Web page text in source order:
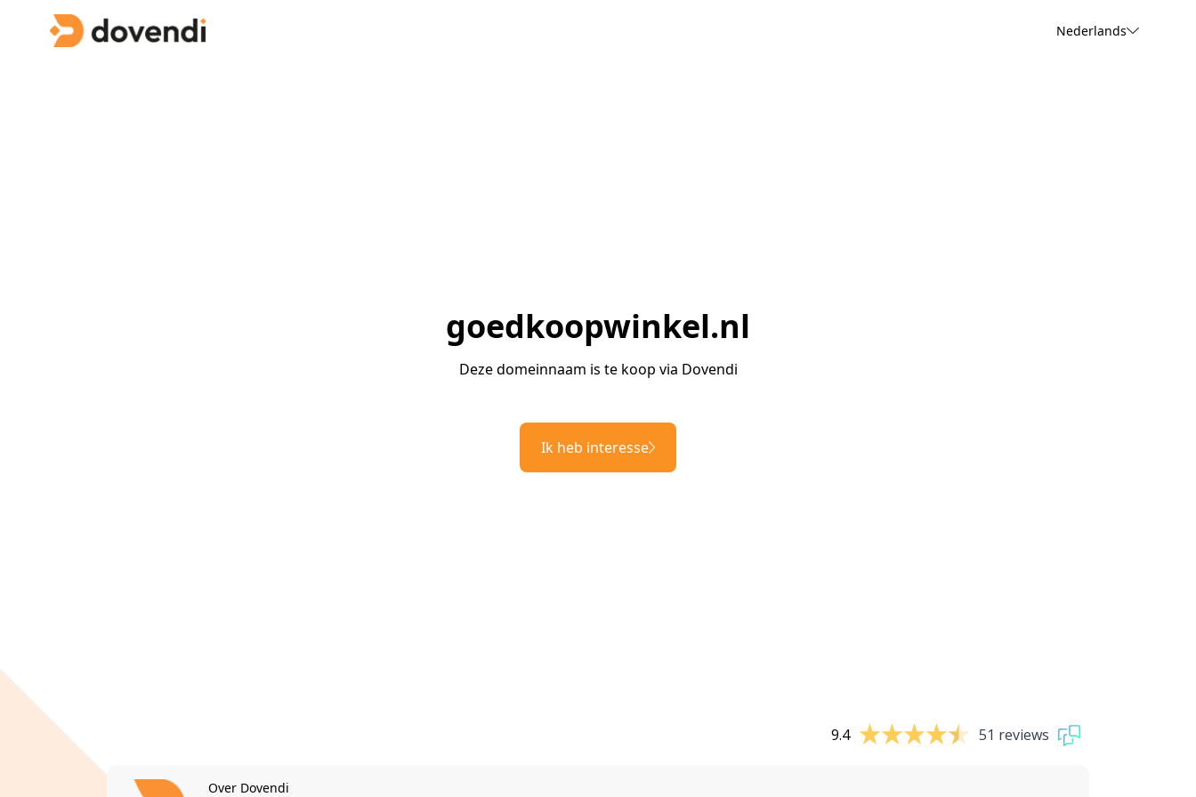
Nederlands
goedkoopwinkel.nl
Deze domeinnaam is te koop via Dovendi
Ik heb interesse
9.4 51 reviews
Over Dovendi